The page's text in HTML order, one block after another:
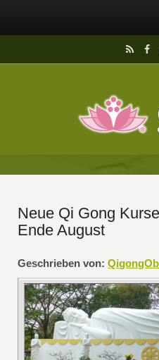
Neue Qi Gong
Ende August
Geschrieben von: